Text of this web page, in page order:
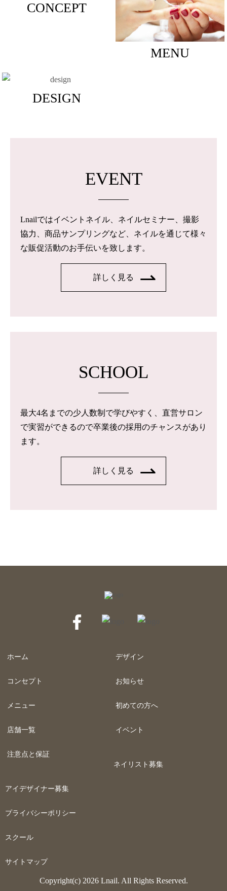
CONCEPT
MENU
DESIGN
EVENT
Lnailではイベントネイル、ネイルセミナー、撮影
協力、商品サンプリングなど、ネイルを通じて様々
な販促活動のお手伝いを致します。
詳しく見る
SCHOOL
最大4名までの少人数制で学びやすく、直営サロン
で実習ができるので卒業後の採用のチャンスがあり
ます。
詳しく見る
ホーム
コンセプト
メニュー
店舗一覧
注意点と保証
デザイン
お知らせ
初めての方へ
イベント
ネイリスト募集
アイデザイナー募集
プライバシーポリシー
スクール
サイトマップ
Copyright(c) 2026 Lnail. All Rights Reserved.